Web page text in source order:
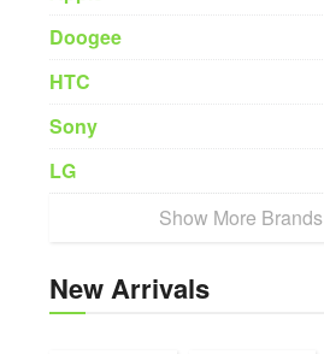
Doogee
HTC
Sony
LG
Show More Brands
New Arrivals